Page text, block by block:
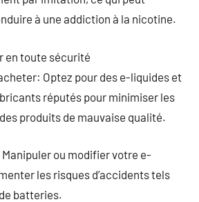
à une addiction à la nicotine.
en toute sécurité
Optez pour des e-liquides et
réputés pour minimiser les
produits de mauvaise qualité.
ou modifier votre e-
les risques d’accidents tels
batteries.